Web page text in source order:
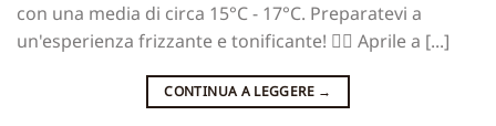
con una media di circa 15°C - 17°C. Preparatevi a
un'esperienza frizzante e tonificante! 👉🏻 Aprile a [...]
CONTINUA A LEGGERE →